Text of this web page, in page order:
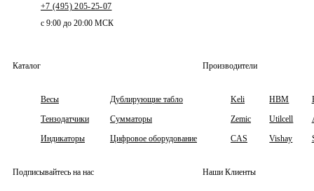
+7 (495) 205-25-07
с 9:00 до 20:00 МСК
Подписывайтесь на нас
Каталог
Весы
Тензодатчики
Индикаторы
Дублирующие табло
Сумматоры
Цифровое оборудование
Производители
Keli
Zemic
CAS
HBM
Utilcell
Vishay
Наши Клиенты